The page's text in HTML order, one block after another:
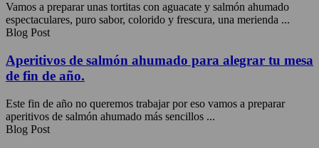
Vamos a preparar unas tortitas con aguacate y salmón ahumado
espectaculares, puro sabor, colorido y frescura, una merienda ...
Blog Post
Aperitivos de salmón ahumado para alegrar tu mesa
de fin de año.
Este fin de año no queremos trabajar por eso vamos a preparar
aperitivos de salmón ahumado más sencillos ...
Blog Post